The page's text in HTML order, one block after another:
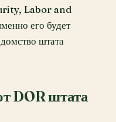
Labor and
его будет
штата
DOR штата